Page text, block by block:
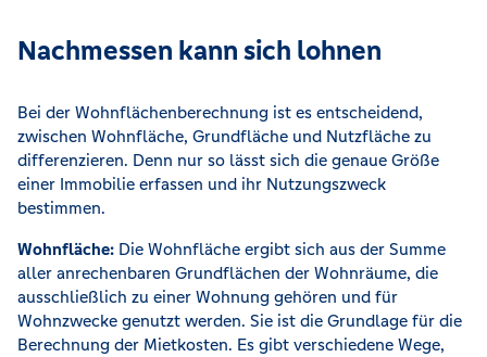
Nachmessen kann sich lohnen
Bei der Wohnflächenberechnung ist es entscheidend,
zwischen Wohnfläche, Grundfläche und Nutzfläche zu
differenzieren. Denn nur so lässt sich die genaue Größe
einer Immobilie erfassen und ihr Nutzungszweck
bestimmen.
Wohnfläche: Die Wohnfläche ergibt sich aus der Summe
aller anrechenbaren Grundflächen der Wohnräume, die
ausschließlich zu einer Wohnung gehören und für
Wohnzwecke genutzt werden. Sie ist die Grundlage für die
Berechnung der Mietkosten. Es gibt verschiedene Wege,